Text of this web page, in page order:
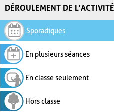
DÉROULEMENT DE L'ACTIVITÉ
Sporadiques
En plusieurs séances
En classe seulement
Hors classe